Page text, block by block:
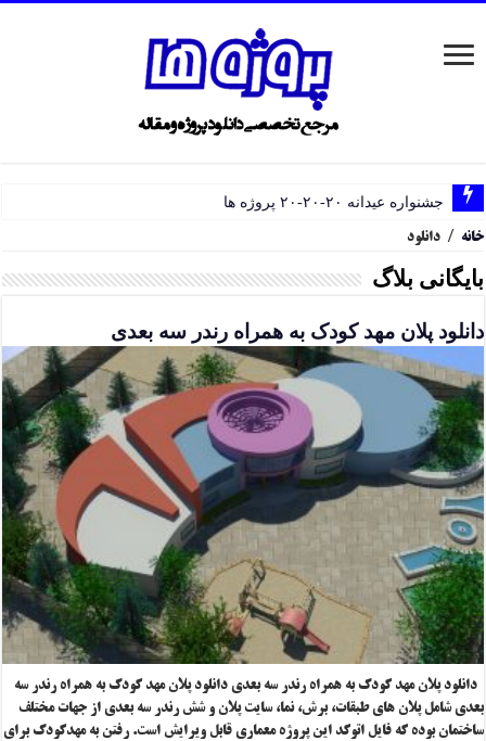
جشنواره عیدانه ۲۰-۲۰-۲۰ پروژه ها
خانه / دانلود
بایگانی بلاگ
دانلود پلان مهد کودک به همراه رندر سه بعدی
دانلود پلان مهد کودک به همراه رندر سه بعدی دانلود پلان مهد کودک به همراه رندر سه
بعدی شامل پلان های طبقات، برش، نما، سایت پلان و شش رندر سه بعدی از جهات مختلف
ساختمان بوده که فایل اتوکد این پروژه معماری قابل ویرایش است. رفتن به مهدکودک برای